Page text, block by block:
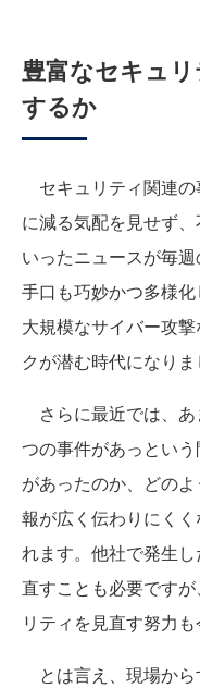
豊富なセキュ
するか
セキュリティ関連の
に減る気配を見せず
いったニュースが毎週
手口も巧妙かつ多様
大規模なサイバー攻
クが潜む時代になりま
さらに最近では、あ
つの事件があっとい
があったのか、どの
報が広く伝わりにく
れます。他社で発生
直すことも必要です
リティを見直す努力
とは言え、現場から